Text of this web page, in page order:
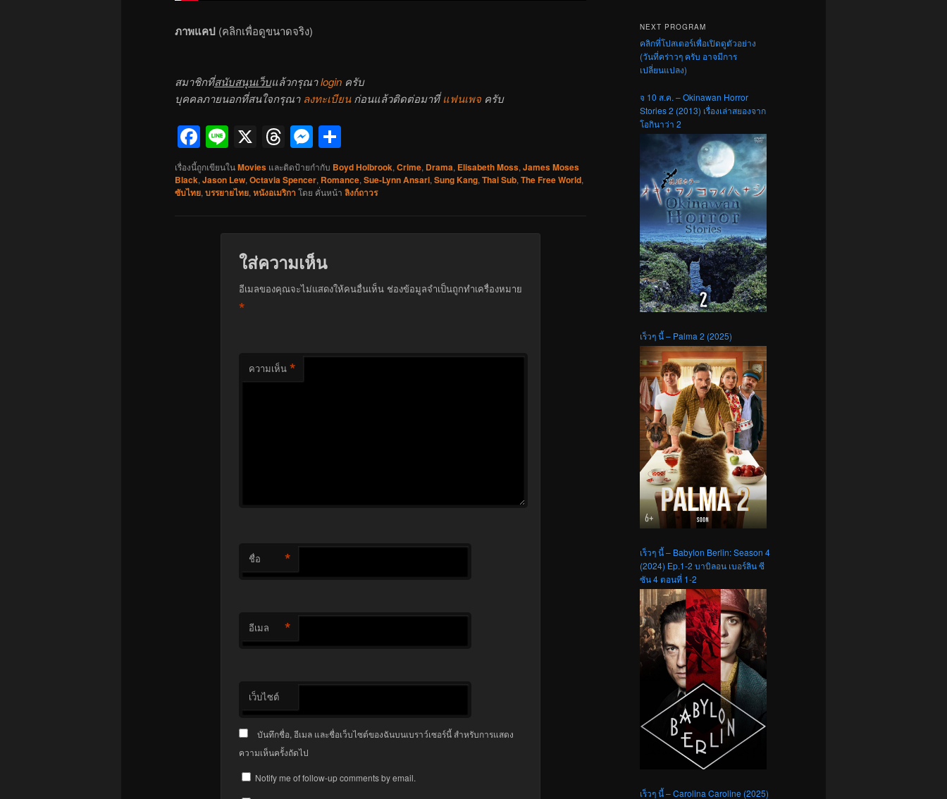
ภาพแคป (คลิกเพื่อดูขนาดจริง)
สมาชิกที่สนับสนุนเว็บแล้วกรุณาlogin ครับ
บุคคลภายนอกที่สนใจกรุณา ลงทะเบียนก่อนแล้วติดต่อมาที่แฟนเพจ ครับ
Facebook
Line
X Threads
Messenger
เรื่องนี้ถูกเขียนในMovies และติดป้ายกำกับ Boyd Holbrook, Crime, Drama, Elisabeth Moss, James Moses
Black, Jason Lew, Octavia Spencer, Romance, Sue-Lynn Ansari, Sung Kang, Thai Sub, The Free World,
ซับไทย, บรรยายไทย, หนังอเมริกา โดย คั่นหน้า ลิงก์ถาวร
ใส่ความเห็น
อีเมลของคุณจะไม่แสดงให้คนอื่นเห็น ช่องข้อมูลจำเป็นถูกทำเครื่องหมาย
*
ความเห็น *
ชื่อ *
อีเมล *
เว็บไซต์
บันทึกชื่อ, อีเมล และชื่อเว็บไซต์ของฉันบนเบราว์เซอร์นี้ สำหรับการแสดง
ความเห็นครั้งถัดไป
Notify me of follow-up comments by email.
NEXT PROGRAM
คลิกที่โปสเตอร์เพื่อเปิดดูตัวอย่าง
(วันที่คร่าวๆ ครับ อาจมีการ
เปลี่ยนแปลง)
จ 10 ส.ค. – Okinawan Horror
Stories 2 (2013) เรื่องเล่าสยองจาก
โอกินาว่า 2
เร็วๆ นี้ – Palma 2 (2025)
เร็วๆ นี้ – Babylon Berlin: Season 4
(2024) Ep.1-2 บาบิลอน เบอร์ลิน ซี
ซัน 4 ตอนที่ 1-2
เร็วๆ นี้ – Carolina Caroline (2025)